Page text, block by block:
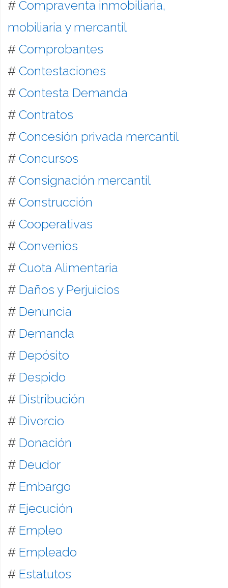
# Compraventa inmobiliaria,
mobiliaria y mercantil
# Comprobantes
# Contestaciones
# Contesta Demanda
# Contratos
# Concesión privada mercantil
# Concursos
# Consignación mercantil
# Construcción
# Cooperativas
# Convenios
# Cuota Alimentaria
# Daños y Perjuicios
# Denuncia
# Demanda
# Depósito
# Despido
# Distribución
# Divorcio
# Donación
# Deudor
# Embargo
# Ejecución
# Empleo
# Empleado
# Estatutos